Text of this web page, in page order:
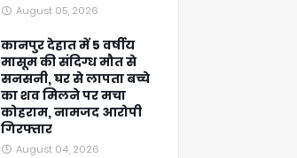
August 05, 2026
कानपुर देहात में 5 वर्षीय
मासूम की संदिग्ध मौत से
सनसनी, घर से लापता बच्चे
का शव मिलने पर मचा
कोहराम, नामजद आरोपी
गिरफ्तार
August 04, 2026